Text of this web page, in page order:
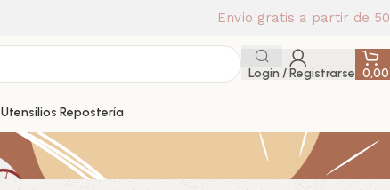
Envío gratis a partir de
Login / Registrarse
Utensilios Repostería